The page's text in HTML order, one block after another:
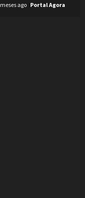
ago Portal Agora